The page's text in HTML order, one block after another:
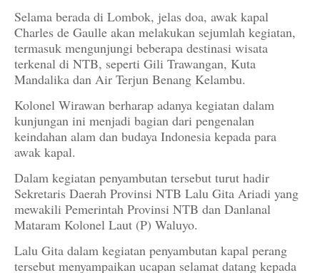
Selama berada di Lombok, jelas doa, awak kapal
Charles de Gaulle akan melakukan sejumlah kegiatan,
termasuk mengunjungi beberapa destinasi wisata
terkenal di NTB, seperti Gili Trawangan, Kuta
Mandalika dan Air Terjun Benang Kelambu.
Kolonel Wirawan berharap adanya kegiatan dalam
kunjungan ini menjadi bagian dari pengenalan
keindahan alam dan budaya Indonesia kepada para
awak kapal.
Dalam kegiatan penyambutan tersebut turut hadir
Sekretaris Daerah Provinsi NTB Lalu Gita Ariadi yang
mewakili Pemerintah Provinsi NTB dan Danlanal
Mataram Kolonel Laut (P) Waluyo.
Lalu Gita dalam kegiatan penyambutan kapal perang
tersebut menyampaikan ucapan selamat datang kepada